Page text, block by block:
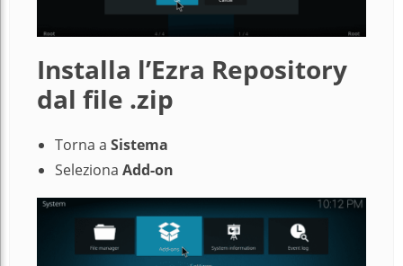
Installa l’Ezra Repository
dal file .zip
Torna a Sistema
Seleziona Add-on